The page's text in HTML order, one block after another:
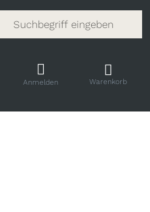
Anmelden Warenkorb